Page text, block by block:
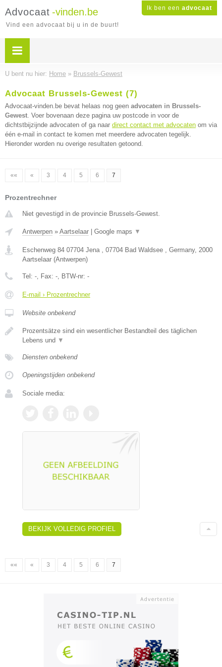
Ik ben een advocaat
Advocaat -vinden.be
Vind een advocaat bij u in de buurt!
U bent nu hier: Home » Brussels-Gewest
Advocaat Brussels-Gewest (7)
Advocaat-vinden.be bevat helaas nog geen advocaten in Brussels-
Gewest. Voer bovenaan deze pagina uw postcode in voor de
dichtstbijzijnde advocaten of ga naar direct contact met advocaten om via
één e-mail in contact te komen met meerdere advocaten tegelijk.
Hieronder worden nu overige resultaten getoond.
«« « 3 4 5 6 7
Prozentrechner
Niet gevestigd in de provincie Brussels-Gewest.
Antwerpen » Aartselaar Google maps ▼
Eschenweg 84 07704 Jena , 07704 Bad Waldsee , Germany, 2000
Aartselaar (Antwerpen)
Tel: -, Fax: -, BTW-nr: -
E-mail › Prozentrechner
Website onbekend
Prozentsätze sind ein wesentlicher Bestandteil des täglichen
Lebens und ▼
Diensten onbekend
Openingstijden onbekend
Sociale media:
BEKIJK VOLLEDIG PROFIEL
«« « 3 4 5 6 7